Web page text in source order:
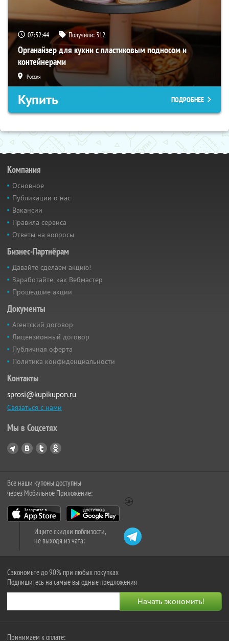
07:52:43 Получили: 312
Органайзер для кухни с пластиковым подносом и
контейнерами
Россия
Купить ПОДРОБНЕЕ
Компания
Основное
Публикации о нас
Вакансии
Правила сервиса
Ответы на вопросы
Бизнес-Партнёрам
Давайте сделаем акцию!
Заработайте, как Вебмастер
Прошедшие акции
Документы
Агентский договор
Лицензионный договор
Публичная оферта
Политика конфиденциальности
Контакты
sprosi@kupikupon.ru
Связаться с нами
Мы в Соцсетях
Все наши купоны доступны
через Мобильное Приложение:
Ищите скидки поблизости,
не выходя из чата:
Сэкономьте до 90% при любых покупках
Подпишитесь на самые выгодные предложения
Принимаем к оплате: